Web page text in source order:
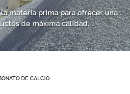
materia prima para ofrecer una
de máxima calidad.
DE CALCIO